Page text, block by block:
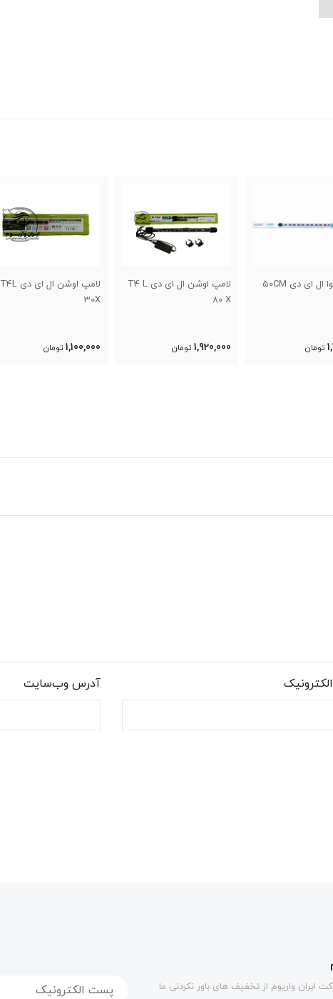
لامپ اوشن ال ای دی T4 L
تومان
لامپ اوشن ال ای دی T4L
30X
1,100,000 تومان
لامپ آکوا اکواریوم LED 5R
100
6,099,998 تومان
آدرس وب‌سایت
ایران واریوم از تخفیف های باور نکردنی ما